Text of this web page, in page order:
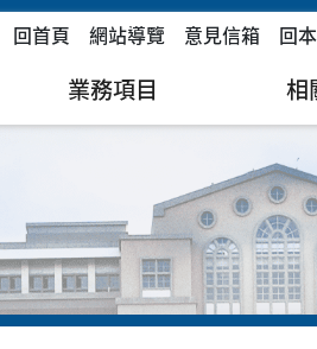
回首頁 網站導覽 意見信箱 回
業務項目 相